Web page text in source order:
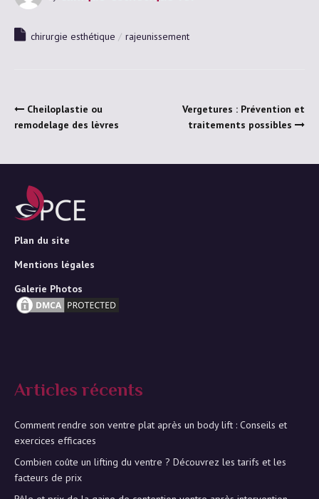
chirurgie esthétique rajeunissement
Cheiloplastie ou
remodelage des lèvres
Vergetures : Prévention et
traitements possibles
Plan du site
Mentions légales
Galerie Photos
Articles récents
Comment rendre son ventre plat après un body lift : Conseils et
exercices efficaces
Combien coûte un lifting du ventre ? Découvrez les tarifs et les
facteurs de prix